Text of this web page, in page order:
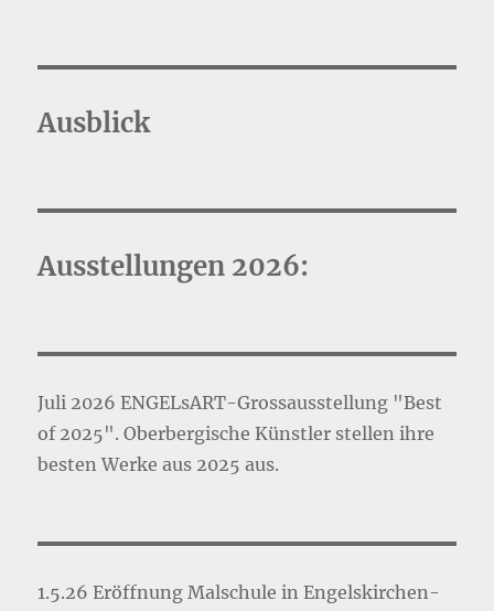
Ausblick
Ausstellungen 2026:
Juli 2026 ENGELsART-Grossausstellung "Best
of 2025". Oberbergische Künstler stellen ihre
besten Werke aus 2025 aus.
1.5.26 Eröffnung Malschule in Engelskirchen-